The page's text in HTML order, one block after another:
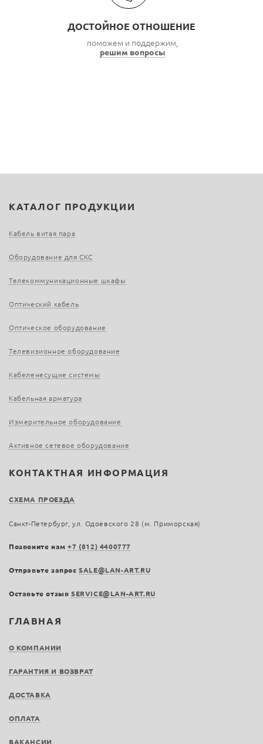
ДОСТОЙНОЕ ОТНОШЕНИЕ
поможем и поддержим,
решим вопросы
ГЛАВНАЯ
О КОМПАНИИ
ГАРАНТИЯ И ВОЗВРАТ
ДОСТАВКА
ОПЛАТА
ВАКАНСИИ
КАТАЛОГ ПРОДУКЦИИ
Кабель витая пара
Оборудование для СКС
Телекоммуникационные шкафы
Оптический кабель
Оптическое оборудование
Телевизионное оборудование
Кабеленесущие системы
Кабельная арматура
Измерительное оборудование
Активное сетевое оборудование
КОНТАКТНАЯ ИНФОРМАЦИЯ
СХЕМА ПРОЕЗДА
Санкт-Петербург, ул. Одоевского 28 (м. Приморская)
Позвоните нам+7 (812) 4400777
Отправьте запросSALE@LAN-ART.RU
Оставьте отзыв SERVICE@LAN-ART.RU